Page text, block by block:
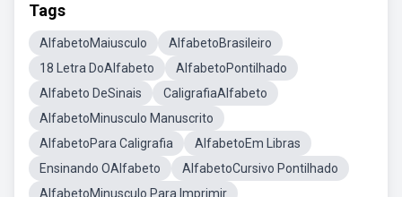
Tags
AlfabetoMaiusculo
AlfabetoBrasileiro
18 Letra DoAlfabeto
AlfabetoPontilhado
Alfabeto DeSinais
CaligrafiaAlfabeto
AlfabetoMinusculo Manuscrito
AlfabetoPara Caligrafia
AlfabetoEm Libras
Ensinando OAlfabeto
AlfabetoCursivo Pontilhado
AlfabetoMinusculo Para Imprimir